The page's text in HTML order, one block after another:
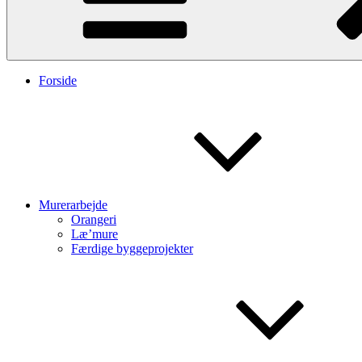
Forside
Murerarbejde
Orangeri
Læ’mure
Færdige byggeprojekter